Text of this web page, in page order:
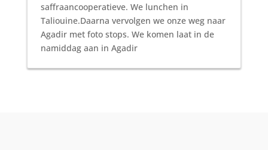
saffraancooperatieve. We lunchen in
Taliouine.Daarna vervolgen we onze weg naar
Agadir met foto stops. We komen laat in de
namiddag aan in Agadir